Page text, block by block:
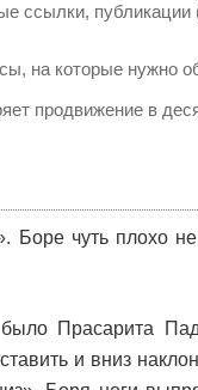
ссылки, публикации
на которые нужно
продвижение в
Боре чуть плохо
Прасарита
и вниз